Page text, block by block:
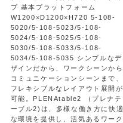
プ 基本プラットフォーム
W1200×D1200×H720 5-108-
5020/5-108-5023/5-108-
5024/5-108-5025/5-108-
5030/5-108-5033/5-108-
5034/5-108-5035 シンプルなデ
ザインだから、ワークシーンから
コミュニケーションシーンまで、
フレキシブルなレイアウト展開が
可能。PLENAtable2 （プレナテ
ーブル2)は、多様な働き方に快適
な環境を提供し、活気あるワーク